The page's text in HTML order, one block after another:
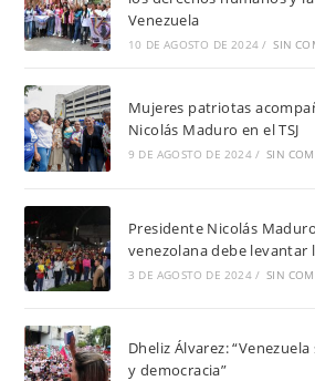
Venezuela
10 DE AGOSTO DE 2024 / SIN
Mujeres patriotas
Nicolás Maduro en el TSJ
9 DE AGOSTO DE 2024 / SIN
Presidente Nicolás
venezolana debe levantar
3 DE AGOSTO DE 2024 / SIN
Dheliz Álvarez:
y democracia”